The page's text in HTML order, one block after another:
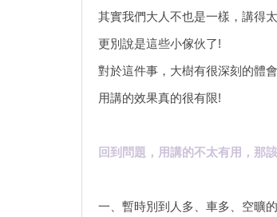
其實我們大人不也是一樣，講得
更別說是這些小傢伙了!
對於這件事，大樹有很深刻的體會
用講的效果真的很有限!
回到問題，用講的不太有用，那
一、暫時別到人多、車多、空曠